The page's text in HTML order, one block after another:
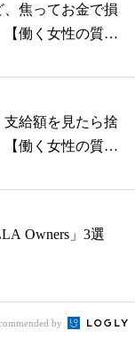
、焦ってお金で損
働く女性の質問
支給額を見たら捨
働く女性の質問
Owners」3選
by